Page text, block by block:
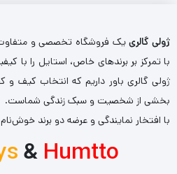
ژولی گالرییک فروشگاه تخصصی و
با تمرکز بر برندهای خاص، استایل را با
ژولی گالری باور داریم که انتخاب کیف
بخشی از شخصیت و سبک زندگی شماست.
با افتخار نمایندگی و عرضه دو برند خوش‌نام
& Humtto